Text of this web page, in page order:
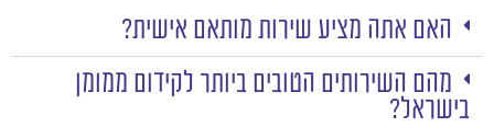
האם אתה מציע שירות מותאם אישית?
מהם השירותים הטובים ביותר לקידום ממומן
בישראל?